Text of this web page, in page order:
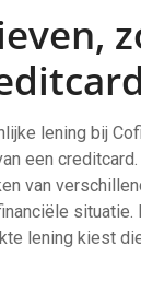
lening bij
een
van
situatie.
lening kiest